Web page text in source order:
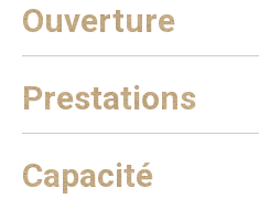
Ouverture
Prestations
Capacité